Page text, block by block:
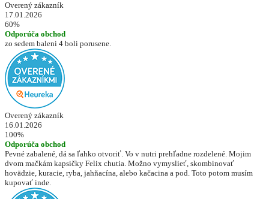
Overený zákazník
17.01.2026
60%
Odporúča obchod
zo sedem baleni 4 boli porusene.
Overený zákazník
16.01.2026
100%
Odporúča obchod
Pevné zabalené, dá sa ľahko otvoriť. Vo v nutri prehľadne rozdelené. Mojim
dvom mačkám kapsičky Felix chutia. Možno vymyslieť, skombinovať
hovädzie, kuracie, ryba, jahňacína, alebo kačacina a pod. Toto potom musím
kupovať inde.